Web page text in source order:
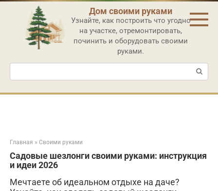
Перейти
контенту
Дом своими руками
Узнайте, как построить что угодно
на участке, отремонтировать,
починить и оборудовать своими
руками.
Поиск:
Главная » Своими руками
Садовые шезлонги своими руками: инструкция
и идеи 2026
Мечтаете об идеальном отдыхе на даче?